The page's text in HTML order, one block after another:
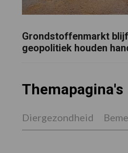
Grondstoffenmarkt
geopolitiek houden
Themapagina's
Diergezondheid